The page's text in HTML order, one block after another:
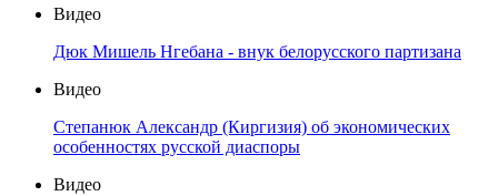
Видео
Дюк Мишель Нгебана - внук белорусского партизана
Видео
Степанюк Александр (Киргизия) об экономических
особенностях русской диаспоры
Видео